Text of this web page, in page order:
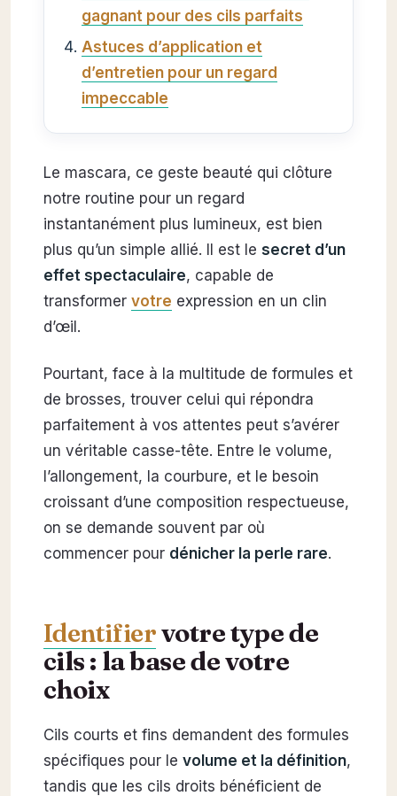
gagnant pour des cils parfaits
Astuces d’application et
d’entretien pour un regard
impeccable
Le mascara, ce geste beauté qui clôture
notre routine pour un regard
instantanément plus lumineux, est bien
plus qu’un simple allié. Il est le secret d’un
effet spectaculaire, capable de
transformer votre expression en un clin
d’œil.
Pourtant, face à la multitude de formules et
de brosses, trouver celui qui répondra
parfaitement à vos attentes peut s’avérer
un véritable casse-tête. Entre le volume,
l’allongement, la courbure, et le besoin
croissant d’une composition respectueuse,
on se demande souvent par où
commencer pour dénicher la perle rare.
Identifiervotre type de
cils : la base de votre
choix
Cils courts et fins demandent des formules
spécifiques pour le volume et la définition,
tandis que les cils droits bénéficient de